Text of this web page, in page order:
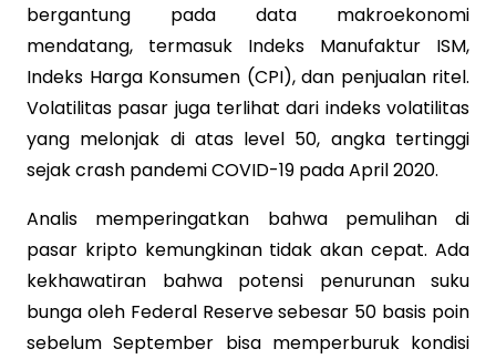
bergantung pada data makroekonomi
mendatang, termasuk Indeks Manufaktur ISM,
Indeks Harga Konsumen (CPI), dan penjualan ritel.
Volatilitas pasar juga terlihat dari indeks volatilitas
yang melonjak di atas level 50, angka tertinggi
sejak crash pandemi COVID-19 pada April 2020.
Analis memperingatkan bahwa pemulihan di
pasar kripto kemungkinan tidak akan cepat. Ada
kekhawatiran bahwa potensi penurunan suku
bunga oleh Federal Reserve sebesar 50 basis poin
sebelum September bisa memperburuk kondisi